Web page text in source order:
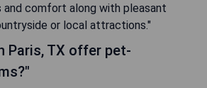
and comfort along with pleasant
or local attractions."
Paris, TX offer pet-